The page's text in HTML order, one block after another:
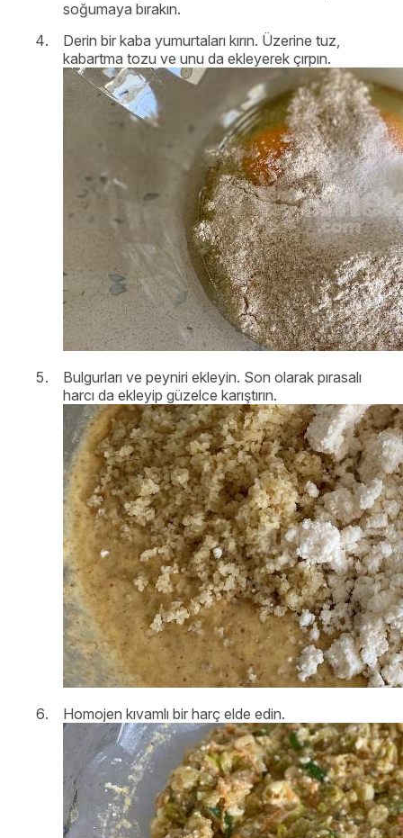
soğumaya bırakın.
Derin bir kaba yumurtaları kırın. Üzerine tuz,
kabartma tozu ve unu da ekleyerek çırpın.
Bulgurları ve peyniri ekleyin. Son olarak pırasalı
harcı da ekleyip güzelce karıştırın.
Homojen kıvamlı bir harç elde edin.